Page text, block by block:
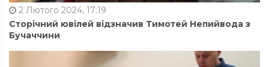
2 Лютого 2024, 17:19
Сторічний ювілей відзначив Тимотей Непийвода з
Бучаччини